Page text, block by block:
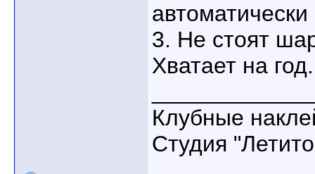
3. Не стоят
Хватает на год.
Клубные
Студия